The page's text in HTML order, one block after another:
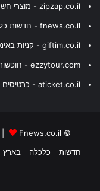
zipzap.co.il - מוצרי חשמל במחירים הגיוניים
fnews.co.il - חדשות כלכלה
giftim.co.il - קניות באינטרנט
ezzytour.com - חופשות בארץ ובעולם
aticket.co.il - כרטיסים להופעות
© Copyright 2026, All Rights Reserved |
Fnews.co.il
חדשות
כלכלה בארץ